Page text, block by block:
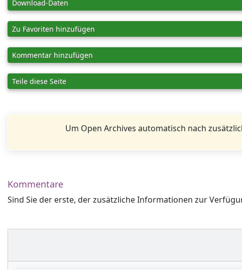
Download-Daten
Zu Favoriten hinzufügen
Kommentar hinzufügen
Teile diese Seite
Um Open Archives automatisch nach
Kommentare
Sind Sie der erste, der zusätzliche Informationen zur